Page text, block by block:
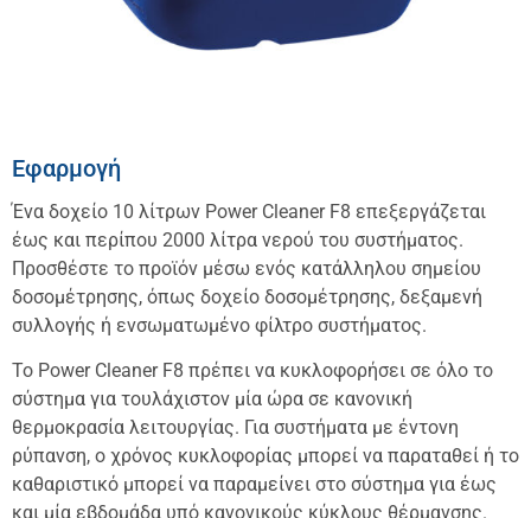
Εφαρμογή
Ένα δοχείο 10 λίτρων Power Cleaner F8 επεξεργάζεται
έως και περίπου 2000 λίτρα νερού του συστήματος.
Προσθέστε το προϊόν μέσω ενός κατάλληλου σημείου
δοσομέτρησης, όπως δοχείο δοσομέτρησης, δεξαμενή
συλλογής ή ενσωματωμένο φίλτρο συστήματος.
Το Power Cleaner F8 πρέπει να κυκλοφορήσει σε όλο το
σύστημα για τουλάχιστον μία ώρα σε κανονική
θερμοκρασία λειτουργίας. Για συστήματα με έντονη
ρύπανση, ο χρόνος κυκλοφορίας μπορεί να παραταθεί ή το
καθαριστικό μπορεί να παραμείνει στο σύστημα για έως
και μία εβδομάδα υπό κανονικούς κύκλους θέρμανσης.